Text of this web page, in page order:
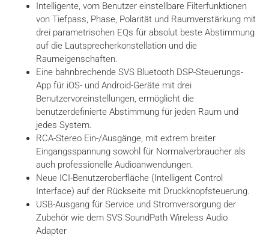
Intelligente, vom Benutzer einstellbare Filterfunktionen
von Tiefpass, Phase, Polarität und Raumverstärkung mit
drei parametrischen EQs für absolut beste Abstimmung
auf die Lautsprecherkonstellation und die
Raumeigenschaften.
Eine bahnbrechende SVS Bluetooth DSP-Steuerungs-
App für iOS- und Android-Geräte mit drei
Benutzervoreinstellungen, ermöglicht die
benutzerdefinierte Abstimmung für jeden Raum und
jedes System.
RCA-Stereo Ein-/Ausgänge, mit extrem breiter
Eingangsspannung sowohl für Normalverbraucher als
auch professionelle Audioanwendungen.
Neue ICI-Benutzeroberfläche (Intelligent Control
Interface) auf der Rückseite mit Druckknopfsteuerung.
USB-Ausgang für Service und Stromversorgung der
Zubehör wie dem SVS SoundPath Wireless Audio
Adapter